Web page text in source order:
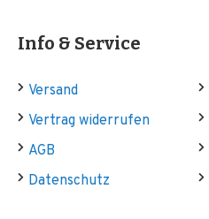
Info & Service
Versand
Vertrag widerrufen
AGB
Datenschutz